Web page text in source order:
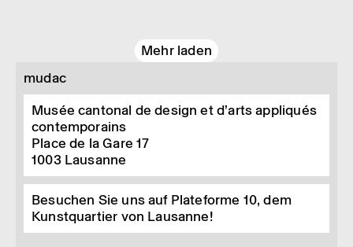
Mehr laden
mudac
Musée cantonal de design et d’arts appliqués
contemporains
Place de la Gare 17
1003 Lausanne
Besuchen Sie uns auf Plateforme 10, dem
Kunstquartier von Lausanne!